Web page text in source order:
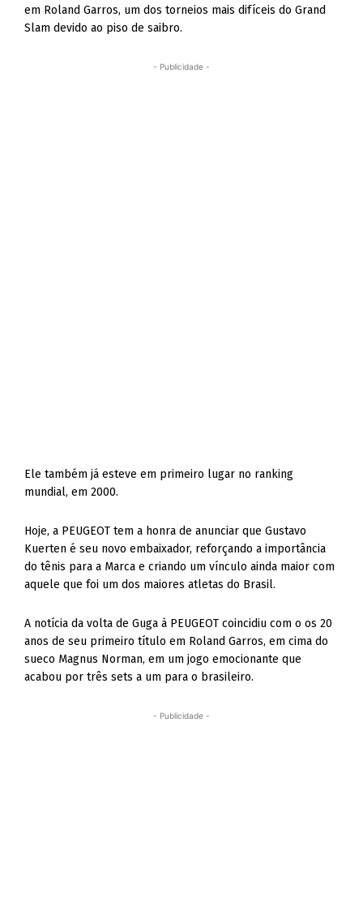
em Roland Garros, um dos torneios mais difíceis do Grand
Slam devido ao piso de saibro.
- Publicidade -
Ele também já esteve em primeiro lugar no ranking
mundial, em 2000.
Hoje, a PEUGEOT tem a honra de anunciar que Gustavo
Kuerten é seu novo embaixador, reforçando a importância
do tênis para a Marca e criando um vínculo ainda maior com
aquele que foi um dos maiores atletas do Brasil.
A notícia da volta de Guga à PEUGEOT coincidiu com o os 20
anos de seu primeiro título em Roland Garros, em cima do
sueco Magnus Norman, em um jogo emocionante que
acabou por três sets a um para o brasileiro.
- Publicidade -